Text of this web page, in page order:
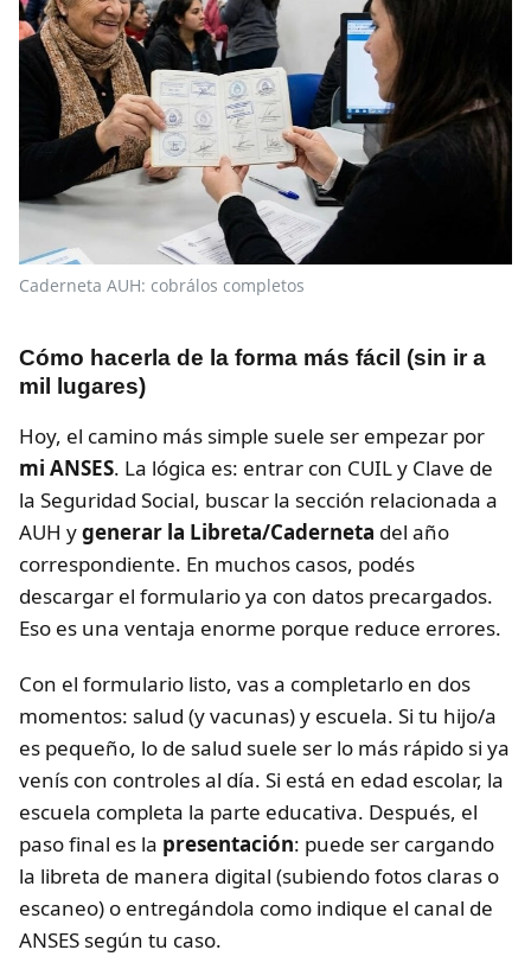
Caderneta AUH: cobrálos completos
Cómo hacerla de la forma más fácil (sin ir a
mil lugares)
Hoy, el camino más simple suele ser empezar por
mi ANSES. La lógica es: entrar con CUIL y Clave de
la Seguridad Social, buscar la sección relacionada a
AUH ygenerar la Libreta/Caderneta del año
correspondiente. En muchos casos, podés
descargar el formulario ya con datos precargados.
Eso es una ventaja enorme porque reduce errores.
Con el formulario listo, vas a completarlo en dos
momentos: salud (y vacunas) y escuela. Si tu hijo/a
es pequeño, lo de salud suele ser lo más rápido si ya
venís con controles al día. Si está en edad escolar, la
escuela completa la parte educativa. Después, el
paso final es la presentación: puede ser cargando
la libreta de manera digital (subiendo fotos claras o
escaneo) o entregándola como indique el canal de
ANSES según tu caso.